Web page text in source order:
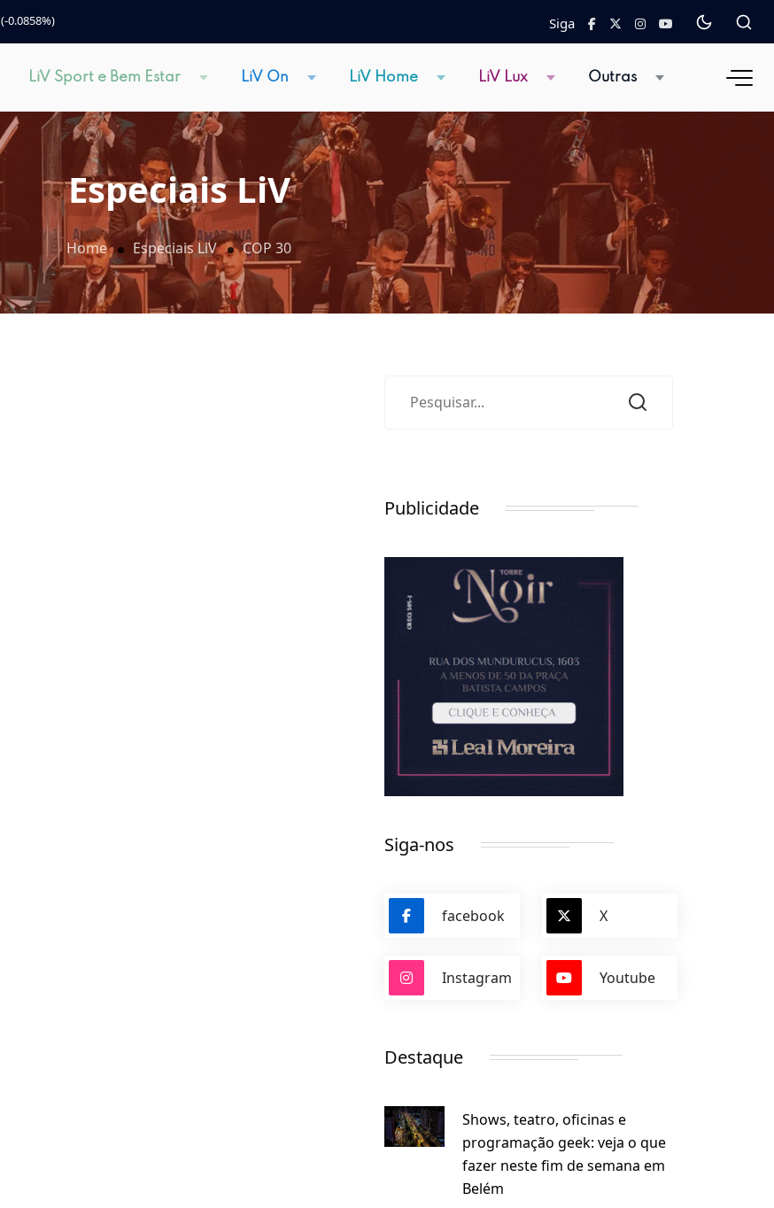
(-0.0858%) Siga
LiV Sport e Bem Estar LiV On LiV Home LiV Lux Outras
Especiais LiV
Home Especiais LiV COP 30
Publicidade
Siga-nos
facebook X
Instagram Youtube
Destaque
Shows, teatro, oficinas e
programação geek: veja o que
fazer neste fim de semana em
Belém